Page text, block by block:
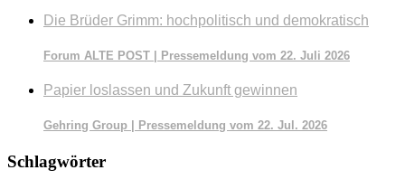
Die Brüder Grimm: hochpolitisch und demokratisch
Forum ALTE POST | Pressemeldung vom 22. Juli 2026
Papier loslassen und Zukunft gewinnen
Gehring Group | Pressemeldung vom 22. Jul. 2026
Schlagwörter